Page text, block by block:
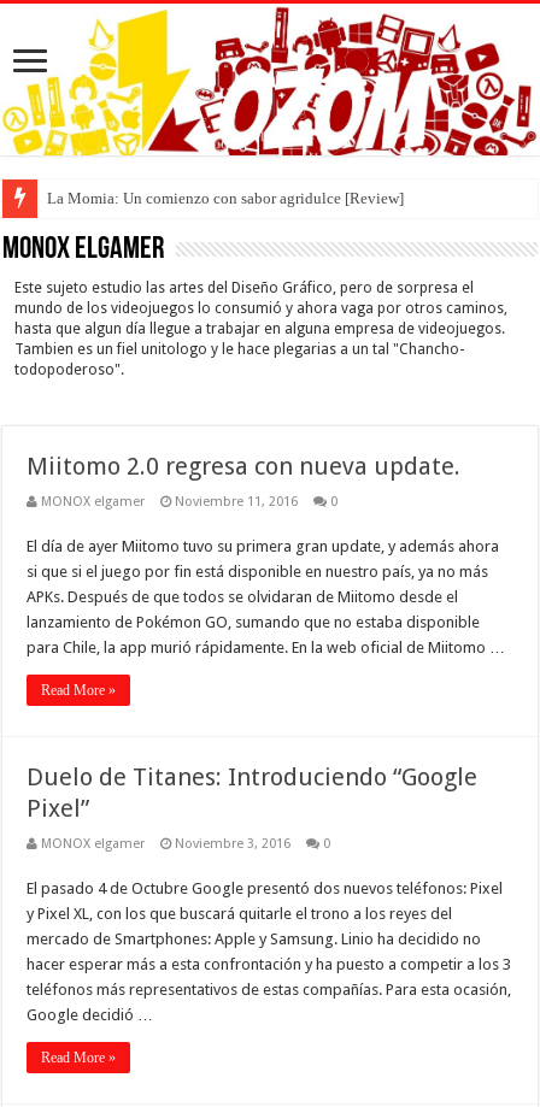
La Momia: Un comienzo con sabor agridulce [Review]
MONOX elgamer
Este sujeto estudio las artes del Diseño Gráfico, pero de sorpresa el
mundo de los videojuegos lo consumió y ahora vaga por otros caminos,
hasta que algun día llegue a trabajar en alguna empresa de videojuegos.
Tambien es un fiel unitologo y le hace plegarias a un tal "Chancho-
todopoderoso".
Miitomo 2.0 regresa con nueva update.
MONOX elgamer Noviembre 11, 2016 0
El día de ayer Miitomo tuvo su primera gran update, y además ahora
si que si el juego por fin está disponible en nuestro país, ya no más
APKs. Después de que todos se olvidaran de Miitomo desde el
lanzamiento de Pokémon GO, sumando que no estaba disponible
para Chile, la app murió rápidamente. En la web oficial de Miitomo …
Read More »
Duelo de Titanes: Introduciendo “Google
Pixel”
MONOX elgamer Noviembre 3, 2016 0
El pasado 4 de Octubre Google presentó dos nuevos teléfonos: Pixel
y Pixel XL, con los que buscará quitarle el trono a los reyes del
mercado de Smartphones: Apple y Samsung. Linio ha decidido no
hacer esperar más a esta confrontación y ha puesto a competir a los 3
teléfonos más representativos de estas compañías. Para esta ocasión,
Google decidió …
Read More »